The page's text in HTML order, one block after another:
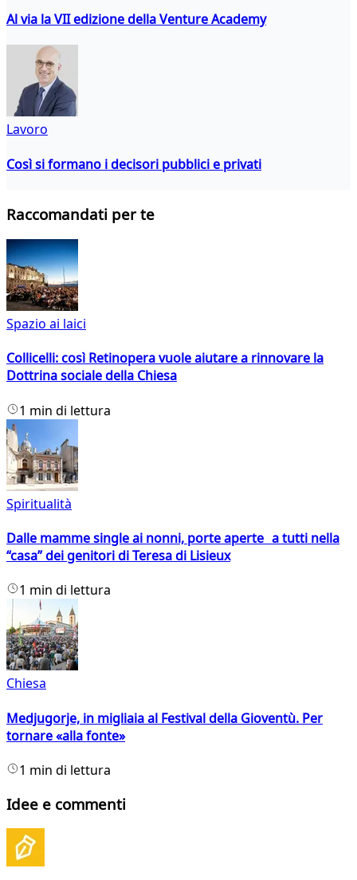
Al via la VII edizione della Venture Academy
Lavoro
Così si formano i decisori pubblici e privati
Raccomandati per te
Spazio ai laici
Collicelli: così Retinopera vuole aiutare a rinnovare la
Dottrina sociale della Chiesa
1 min di lettura
Spiritualità
Dalle mamme single ai nonni, porte aperte a tutti nella
“casa” dei genitori di Teresa di Lisieux
1 min di lettura
Chiesa
Medjugorje, in migliaia al Festival della Gioventù. Per
tornare «alla fonte»
1 min di lettura
Idee e commenti